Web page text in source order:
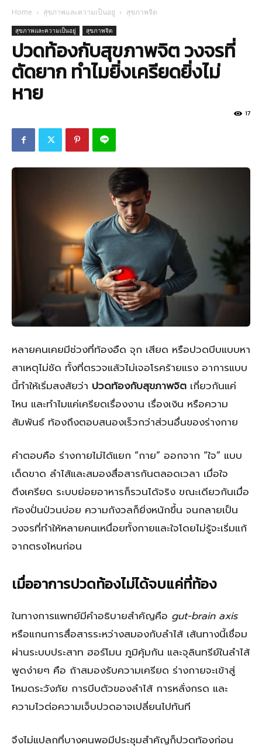
Home สุขภาพและความเป็นอยู่ สุขภาพจิต
สุขภาพและความเป็นอยู่ สุขภาพจิต
ปวดท้องกับสุขภาพจิต วงจรที่
ตัดยาก ทำไมยิ่งเครียดยิ่งไม่
หาย
17
หลายคนเคยมีช่วงที่ท้องอืด จุก เสียด หรือปวดบีบแบบหา
สาเหตุไม่ชัด ทั้งที่ตรวจแล้วไม่เจอโรคร้ายแรง อาการแบบ
นี้ทำให้เริ่มสงสัยว่า ปวดท้องกับสุขภาพจิต เกี่ยวกันแค่
ไหน และทำไมแค่เครียดเรื่องงาน เรื่องเงิน หรือความ
สัมพันธ์ ท้องถึงตอบสนองเร็วกว่าส่วนอื่นของร่างกาย
คำตอบคือ ร่างกายไม่ได้แยก “กาย” ออกจาก “ใจ” แบบ
เด็ดขาด ลำไส้และสมองสื่อสารกันตลอดเวลา เมื่อใจ
ตึงเครียด ระบบย่อยอาหารก็รวนได้จริง ขณะเดียวกันเมื่อ
ท้องปั่นป่วนบ่อย ความกังวลก็ยิ่งหนักขึ้น จนกลายเป็น
วงจรที่ทำให้หลายคนเหนื่อยทั้งกายและใจโดยไม่รู้จะเริ่มแก้
จากตรงไหนก่อน
เมื่ออาการปวดท้องไม่ได้จบแค่ที่ท้อง
ในทางการแพทย์มีคำอธิบายสำคัญคือ gut-brain axis
หรือแกนการสื่อสารระหว่างสมองกับลำไส้ เส้นทางนี้เชื่อม
ผ่านระบบประสาท ฮอร์โมน ภูมิคุ้มกัน และจุลินทรีย์ในลำไส้
พูดง่ายๆ คือ ถ้าสมองรับความเครียด ร่างกายจะเข้าสู่
โหมดระวังภัย การบีบตัวของลำไส้ การหลั่งกรด และ
ความไวต่อความเจ็บปวดอาจเปลี่ยนไปทันที
จึงไม่แปลกที่บางคนพอมีประชุมสำคัญก็ปวดท้องก่อน